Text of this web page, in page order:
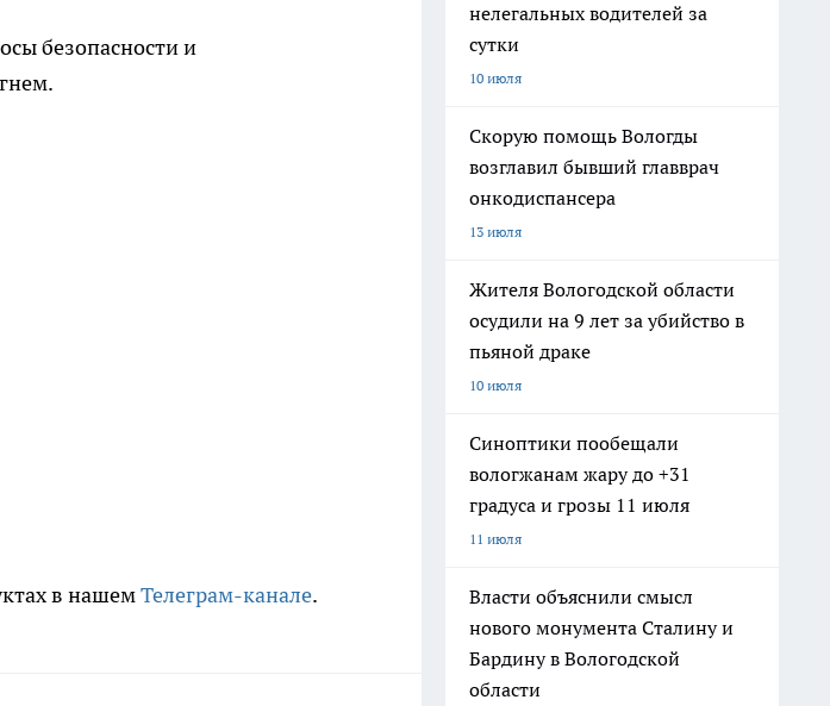
безопасности и
в нашемТелеграм-канале.
нелегальных водителей за
сутки
10 июля
Скорую помощь Вологды
возглавил бывший главврач
онкодиспансера
13 июля
Жителя Вологодской области
осудили на 9 лет за убийство в
пьяной драке
10 июля
Синоптики пообещали
вологжанам жару до +31
градуса и грозы 11 июля
11 июля
Власти объяснили смысл
нового монумента Сталину и
Бардину в Вологодской
области